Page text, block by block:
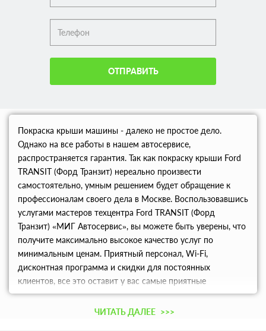
ОТПРАВИТЬ
Покраска крыши машины - далеко не простое дело.
Однако на все работы в нашем автосервисе,
распространяется гарантия. Так как покраску крыши Ford
TRANSIT (Форд Транзит) нереально произвести
самостоятельно, умным решением будет обращение к
профессионалам своего дела в Москве. Воспользовавшись
услугами мастеров техцентра Ford TRANSIT (Форд
Транзит) «МИГ Автосервис», вы можете быть уверены, что
получите максимально высокое качество услуг по
минимальным ценам. Приятный персонал, Wi-Fi,
дисконтная программа и скидки для постоянных
клиентов, все это оставит у вас самые приятные
впечатления от сотрудничества с современным
ЧИТАТЬ ДАЛЕЕ >>>